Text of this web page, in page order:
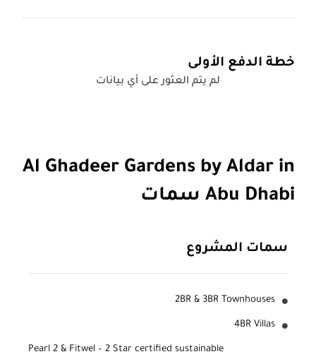
خطة الدفع الأولى
لم يتم العثور على أي بيانات
Al Ghadeer Gardens by Aldar in
Abu Dhabi سمات
سمات المشروع
2BR & 3BR Townhouses
4BR Villas
Pearl 2 & Fitwel – 2 Star certified sustainable